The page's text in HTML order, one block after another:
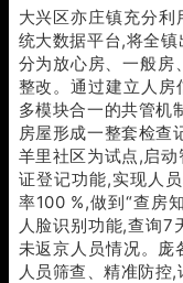
大兴区亦庄镇充分
统大数据平台,将全
分为放心房、一般房
整改。通过建立人
多模块合一的共管机
房屋形成一整套检查
羊里社区为试点,启
证登记功能,实现人
率100 %,做到“查房
人脸识别功能,查询7
未返京人员情况。庞
人员筛查、精准防控,